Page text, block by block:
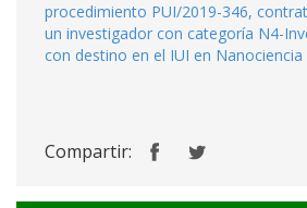
procedimiento PUI/2019-346,
un investigador con categoría N4-
con destino en el IUI en Nanociencia
Compartir: